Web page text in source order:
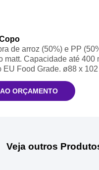
de arroz (50%) e PP
matt. Capacidade até 400
EU Food Grade. ø88 x
ORÇAMENTO
Veja outros